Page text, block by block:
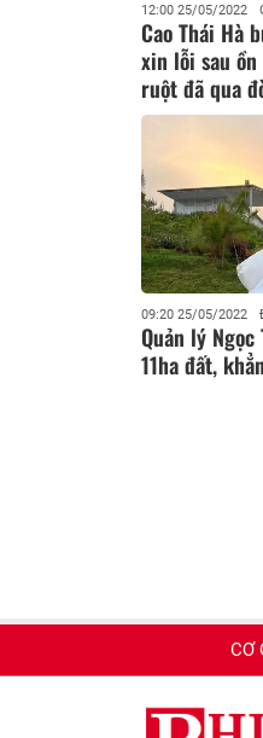
12:00 25/05/2022
Cao Thái Hà
xin lỗi sau ồn
ruột đã qua
09:20 25/05/2022
Quản lý
11ha đất,
CƠ